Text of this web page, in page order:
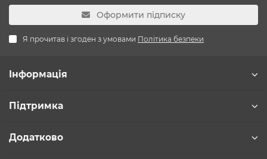
Оформити підписку
Я прочитав і згоден з умовами Політика безпеки
Інформація
Підтримка
Додатково